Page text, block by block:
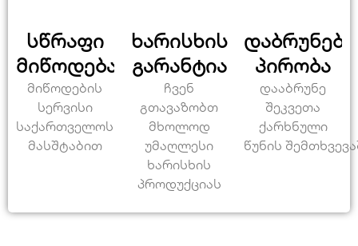
სწრაფი
მიწოდება
მიწოდების
სერვისი
საქართველოს
მასშტაბით
ხარისხის
გარანტია
ჩვენ
გთავაზობთ
მხოლოდ
უმაღლესი
ხარისხის
პროდუქციას
პირობა
დააბრუნე
შეკვეთა
ქარხნული
წუნის